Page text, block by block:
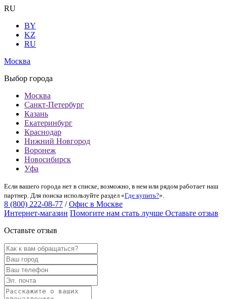
RU
BY
KZ
RU
Москва
Выбор города
Москва
Санкт-Петербург
Казань
Екатеринбург
Краснодар
Нижний Новгород
Воронеж
Новосибирск
Уфа
Если вашего города нет в списке, возможно, в нем или рядом работает наш
партнер. Для поиска используйте раздел «Где купить?».
8 (800) 222-08-77 / Офис в Москве
Интернет-магазин Помогите нам стать лучше Оставьте отзыв
Оставьте отзыв